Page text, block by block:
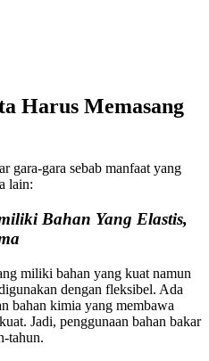
Harus Memasang
gara-gara sebab manfaat yang
lain:
Bahan Yang Elastis,
miliki bahan yang kuat namun
dengan fleksibel. Ada
bahan kimia yang membawa
Jadi, penggunaan bahan bakar
tahun.